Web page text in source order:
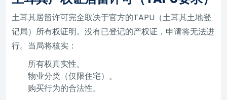
土耳其居留许可完全取决于官方的TAPU（土耳其土地登
记局）所有权证明。没有已登记的产权证，申请将无法进
行。当局将核实：
所有权真实性。
物业分类（仅限住宅）。
购买行为的合法性。